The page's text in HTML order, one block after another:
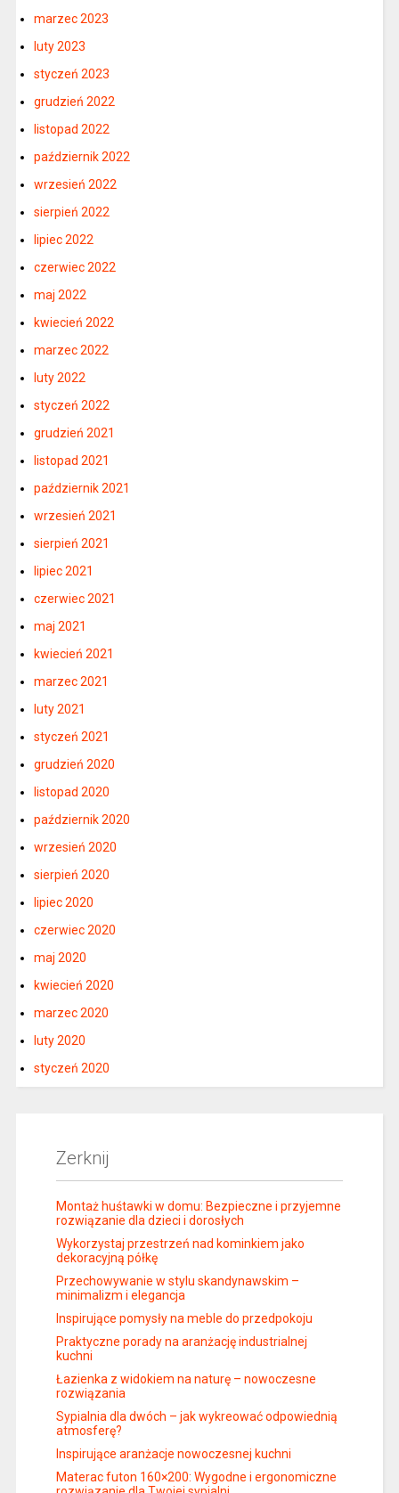
marzec 2023
luty 2023
styczeń 2023
grudzień 2022
listopad 2022
październik 2022
wrzesień 2022
sierpień 2022
lipiec 2022
czerwiec 2022
maj 2022
kwiecień 2022
marzec 2022
luty 2022
styczeń 2022
grudzień 2021
listopad 2021
październik 2021
wrzesień 2021
sierpień 2021
lipiec 2021
czerwiec 2021
maj 2021
kwiecień 2021
marzec 2021
luty 2021
styczeń 2021
grudzień 2020
listopad 2020
październik 2020
wrzesień 2020
sierpień 2020
lipiec 2020
czerwiec 2020
maj 2020
kwiecień 2020
marzec 2020
luty 2020
styczeń 2020
Zerknij
Montaż huśtawki w domu: Bezpieczne i przyjemne
rozwiązanie dla dzieci i dorosłych
Wykorzystaj przestrzeń nad kominkiem jako
dekoracyjną półkę
Przechowywanie w stylu skandynawskim –
minimalizm i elegancja
Inspirujące pomysły na meble do przedpokoju
Praktyczne porady na aranżację industrialnej
kuchni
Łazienka z widokiem na naturę – nowoczesne
rozwiązania
Sypialnia dla dwóch – jak wykreować odpowiednią
atmosferę?
Inspirujące aranżacje nowoczesnej kuchni
Materac futon 160×200: Wygodne i ergonomiczne